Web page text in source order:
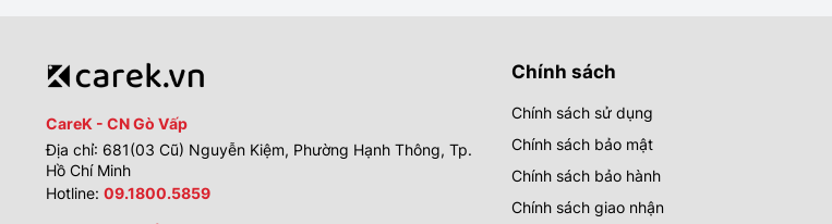
CareK - CN Gò Vấp
Địa chỉ: 681(03 Cũ) Nguyễn Kiệm, Phường Hạnh Thông, Tp.
Hồ Chí Minh
Hotline: 09.1800.5859
Chính sách
Chính sách sử dụng
Chính sách bảo mật
Chính sách bảo hành
Chính sách giao nhận